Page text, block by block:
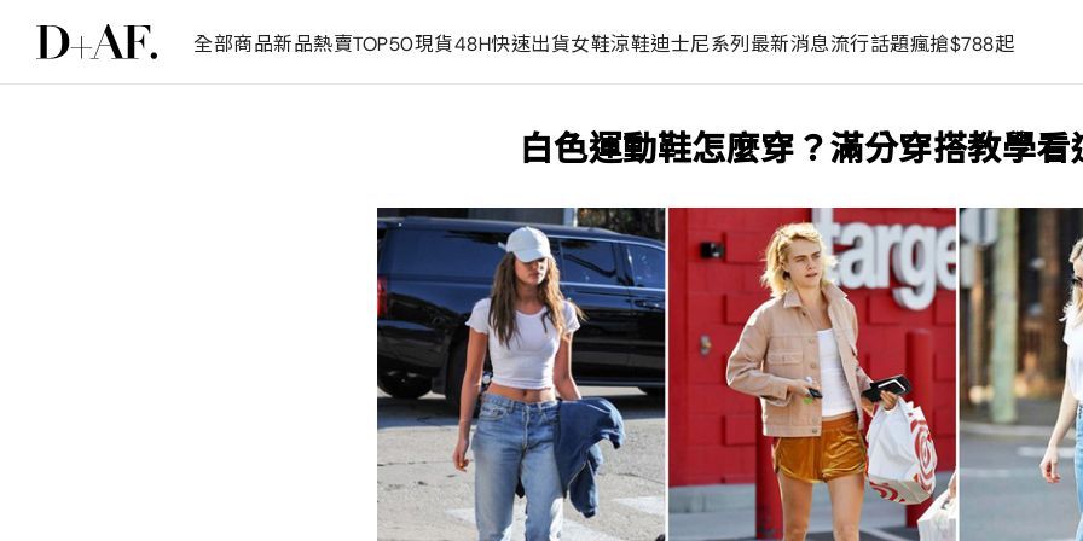
全部商品新品熱賣TOP50現貨48H快速出貨女鞋涼鞋迪士尼系列最新消息流行話題瘋搶$788起
白色運動鞋怎麼穿？滿分穿搭教學看